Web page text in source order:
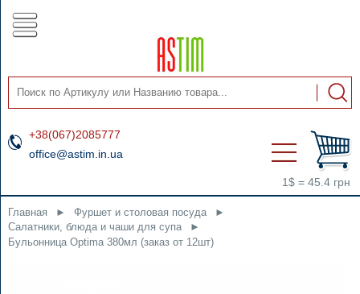
+38(067)2085777
office@astim.in.ua
1$ = 45.4 грн
Главная ► Фуршет и столовая посуда
►
Салатники, блюда и чаши для супа
►
Бульонница Optima 380мл (заказ от 12шт)